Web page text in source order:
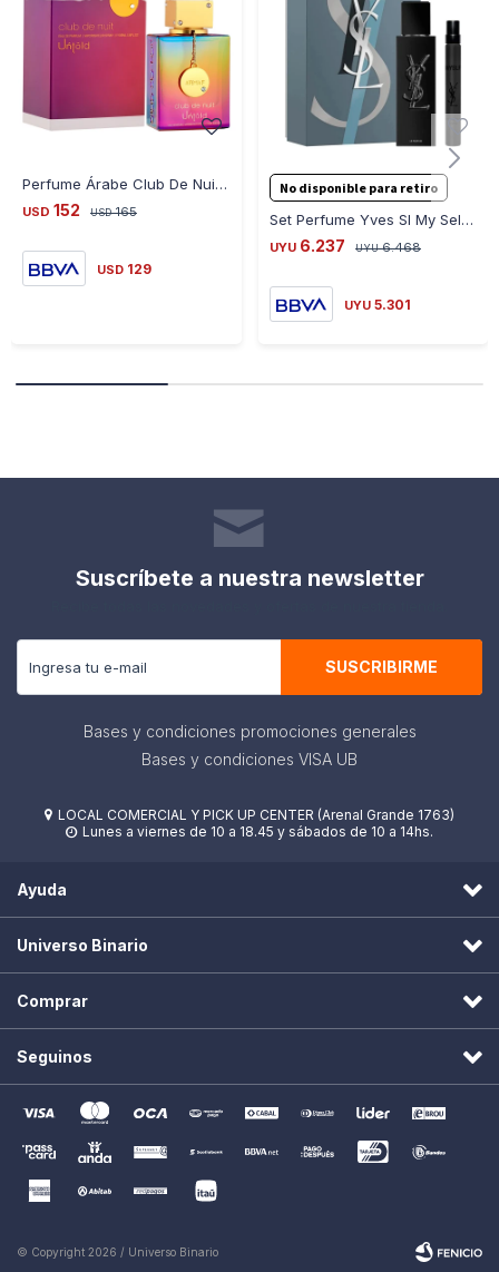
Perfume Árabe Club De Nuit Untold 100Ml By Armaf - MULTICOLOR
USD 152 USD 165
USD 129
No disponible para retiro
Set Perfume Yves Sl My Self Le Perfumr Edp 40ML y 10ML
UYU 6.237 UYU 6.468
UYU 5.301
Suscríbete a nuestra newsletter
SUSCRIBIRME
Bases y condiciones promociones generales
Bases y condiciones VISA UB
 LOCAL COMERCIAL Y PICK UP CENTER (Arenal Grande 1763)
 Lunes a viernes de 10 a 18.45 y sábados de 10 a 14hs.
Ayuda
Universo Binario
Comprar
Seguinos
© Copyright 2026 / Universo Binario